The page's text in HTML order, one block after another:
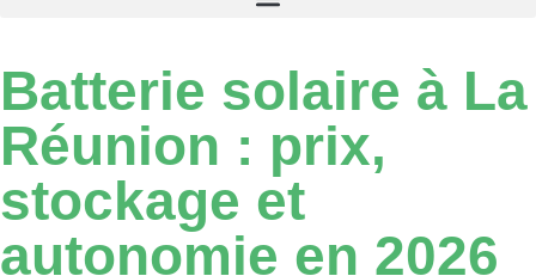
Batterie solaire à La
Réunion : prix,
stockage et
autonomie en 2026